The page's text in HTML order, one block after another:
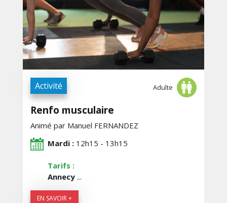
Activité Adulte
Renfo musculaire
Animé par Manuel FERNANDEZ
Mardi : 12h15 - 13h15
Tarifs :
Annecy ...
EN SAVOIR +